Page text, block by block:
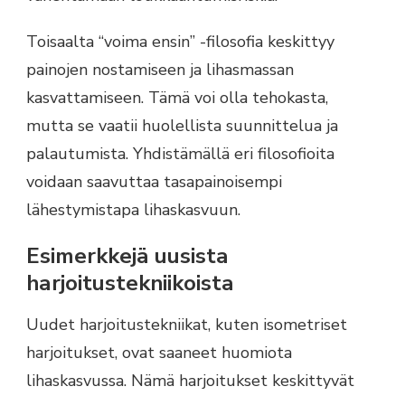
Toisaalta “voima ensin” -filosofia keskittyy
painojen nostamiseen ja lihasmassan
kasvattamiseen. Tämä voi olla tehokasta,
mutta se vaatii huolellista suunnittelua ja
palautumista. Yhdistämällä eri filosofioita
voidaan saavuttaa tasapainoisempi
lähestymistapa lihaskasvuun.
Esimerkkejä uusista
harjoitustekniikoista
Uudet harjoitustekniikat, kuten isometriset
harjoitukset, ovat saaneet huomiota
lihaskasvussa. Nämä harjoitukset keskittyvät